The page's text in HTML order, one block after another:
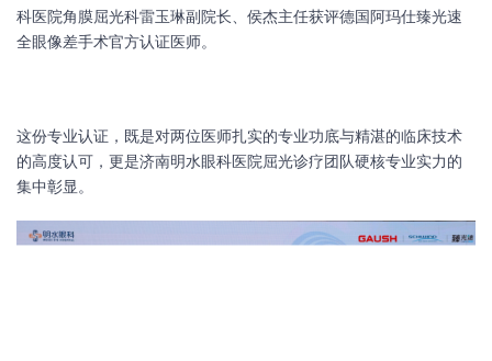
科医院角膜屈光科雷玉琳副院长、侯杰主任获评德国阿玛仕臻光速
全眼像差手术官方认证医师。
这份专业认证，既是对两位医师扎实的专业功底与精湛的临床技术
的高度认可，更是济南明水眼科医院屈光诊疗团队硬核专业实力的
集中彰显。